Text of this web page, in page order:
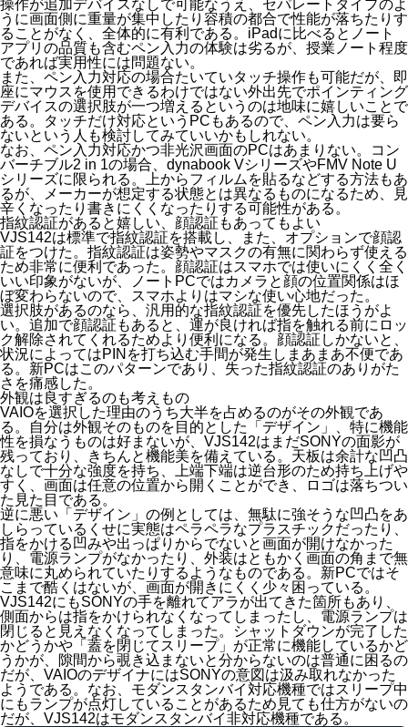
操作が追加デバイスなしで可能なうえ、セパレートタイプのよ
うに画面側に重量が集中したり容積の都合で性能が落ちたりす
ることがなく、全体的に有利である。iPadに比べるとノート
アプリの品質も含むペン入力の体験は劣るが、授業ノート程度
であれば実用性には問題ない。
また、ペン入力対応の場合たいていタッチ操作も可能だが、即
座にマウスを使用できるわけではない外出先でポインティング
デバイスの選択肢が一つ増えるというのは地味に嬉しいことで
ある。タッチだけ対応というPCもあるので、ペン入力は要ら
ないという人も検討してみていいかもしれない。
なお、ペン入力対応かつ非光沢画面のPCはあまりない。コン
バーチブル2 in 1の場合、dynabook VシリーズやFMV Note U
シリーズに限られる。上からフィルムを貼るなどする方法もあ
るが、メーカーが想定する状態とは異なるものになるため、見
辛くなったり書きにくくなったりする可能性がある。
指紋認証があると嬉しい、顔認証もあってもよい
VJS142は標準で指紋認証を搭載し、また、オプションで顔認
証をつけた。指紋認証は姿勢やマスクの有無に関わらず使える
ため非常に便利であった。顔認証はスマホでは使いにくく全く
いい印象がないが、ノートPCではカメラと顔の位置関係はほ
ぼ変わらないので、スマホよりはマシな使い心地だった。
選択肢があるのなら、汎用的な指紋認証を優先したほうがよ
い。追加で顔認証もあると、運が良ければ指を触れる前にロッ
ク解除されてくれるためより便利になる。顔認証しかないと、
状況によってはPINを打ち込む手間が発生しまあまあ不便であ
る。新PCはこのパターンであり、失った指紋認証のありがた
さを痛感した。
外観は良すぎるのも考えもの
VAIOを選択した理由のうち大半を占めるのがその外観であ
る。自分は外観そのものを目的とした「デザイン」、特に機能
性を損なうものは好まないが、VJS142はまだSONYの面影が
残っており、きちんと機能美を備えている。天板は余計な凹凸
なしで十分な強度を持ち、上端下端は逆台形のため持ち上げや
すく、画面は任意の位置から開くことができ、ロゴは落ちつい
た見た目である。
逆に悪い「デザイン」の例としては、 無駄に強そうな凹凸をあ
しらっているくせに実態はペラペラなプラスチックだったり、
指をかける凹みや出っぱりからでないと画面が開けなかった
り
電源ランプがなかったり
外装はともかく画面の角まで無
意味に丸められていたりする ようなものである。新PCではそ
こまで酷くはないが、画面が開きにくく少々困っている。
VJS142にもSONYの手を離れてアラが出てきた箇所もあり、
側面からは指をかけられなくなってしまったし、電源ランプは
閉じると見えなくなってしまった。シャットダウンが完了した
かどうかや「蓋を閉じてスリープ」が正常に機能しているかど
うかが、隙間から覗き込まないと分からないのは普通に困るの
だが、VAIOのデザイナにはSONYの意図は汲み取れなかった
ようである。なお、モダンスタンバイ対応機種ではスリープ中
にもランプが点灯していることがあるため見ても仕方がないの
だが、VJS142はモダンスタンバイ非対応機種である。